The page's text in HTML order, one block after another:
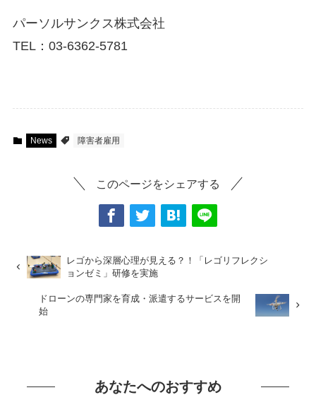
パーソルサンクス株式会社
TEL：03-6362-5781
News 障害者雇用
このページをシェアする
レゴから深層心理が見える？！「レゴリフレクシ
ョンゼミ」研修を実施
ドローンの専門家を育成・派遣するサービスを開
始
あなたへのおすすめ